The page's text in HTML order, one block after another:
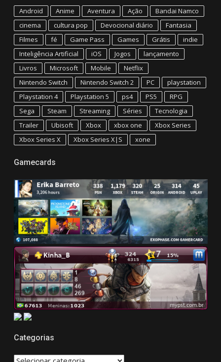
Android Anime Aventura Ação
Bandai Namco
cinema
cultura pop Devocional diário
Fantasia
Filmes
fé Game Pass Games Grátis
indie
Inteligência Artificial
iOS Jogos
lançamento
Livros
Microsoft Mobile
Netflix
Nintendo Switch
Nintendo Switch 2 PC
playstation
Playstation 4
Playstation 5 ps4 PS5
RPG
Sega
Steam Streaming Séries
Tecnologia
Trailer
Ubisoft Xbox xbox one
Xbox Series
Xbox Series X
Xbox Series X|S xone
Gamecards
Categorias
CATEGORIAS